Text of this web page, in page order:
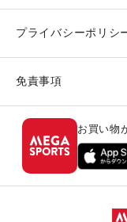
プライバシーポリシ
免責事項
お買い物